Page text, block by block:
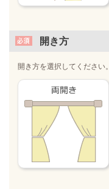
開き方
開き方を選択してください。